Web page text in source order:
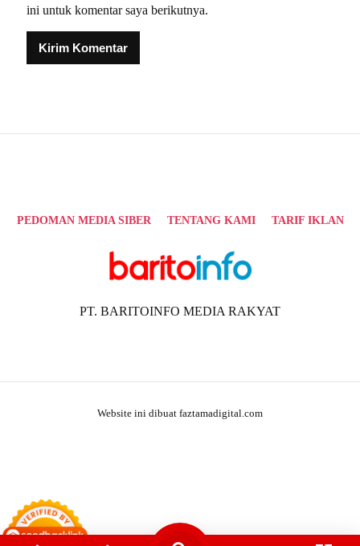
ini untuk komentar saya berikutnya.
PEDOMAN MEDIA SIBER TENTANG KAMI TARIF IKLAN
PT. BARITOINFO MEDIA RAKYAT
Website ini dibuat faztamadigital.com